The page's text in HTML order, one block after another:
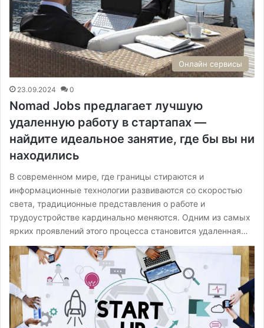
Онлайн сервисы
23.09.2024 0
Nomad Jobs предлагает лучшую
удаленную работу в стартапах —
найдите идеальное занятие, где бы вы ни
находились
В современном мире, где границы стираются и
информационные технологии развиваются со скоростью
света, традиционные представления о работе и
трудоустройстве кардинально меняются. Одним из самых
ярких проявлений этого процесса становится удаленная…